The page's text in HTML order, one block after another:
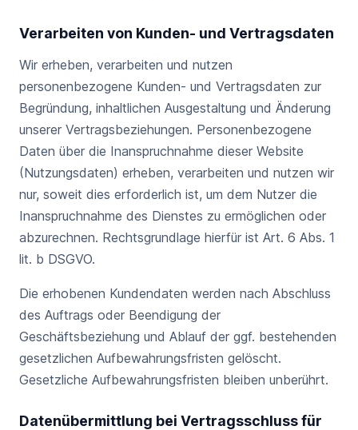
Verarbeiten von Kunden- und Vertragsdaten
Wir erheben, verarbeiten und nutzen
personenbezogene Kunden- und Vertragsdaten zur
Begründung, inhaltlichen Ausgestaltung und Änderung
unserer Vertragsbeziehungen. Personenbezogene
Daten über die Inanspruchnahme dieser Website
(Nutzungsdaten) erheben, verarbeiten und nutzen wir
nur, soweit dies erforderlich ist, um dem Nutzer die
Inanspruchnahme des Dienstes zu ermöglichen oder
abzurechnen. Rechtsgrundlage hierfür ist Art. 6 Abs. 1
lit. b DSGVO.
Die erhobenen Kundendaten werden nach Abschluss
des Auftrags oder Beendigung der
Geschäftsbeziehung und Ablauf der ggf. bestehenden
gesetzlichen Aufbewahrungsfristen gelöscht.
Gesetzliche Aufbewahrungsfristen bleiben unberührt.
Datenübermittlung bei Vertragsschluss für